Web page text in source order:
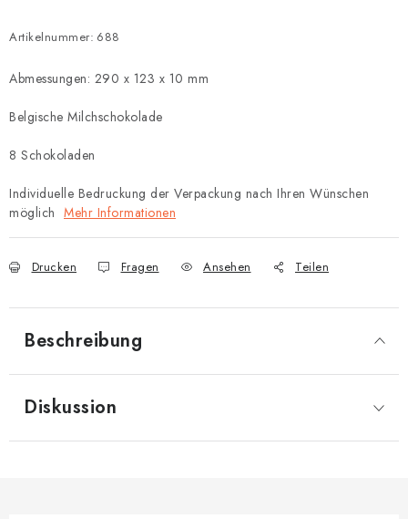
Artikelnummer: 688
Abmessungen: 290 x 123 x 10 mm
Belgische Milchschokolade
8 Schokoladen
Individuelle Bedruckung der Verpackung nach Ihren Wünschen
möglich Mehr Informationen
Drucken Fragen Ansehen Teilen
Beschreibung
Diskussion